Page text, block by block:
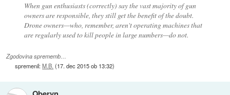
When gun enthusiasts (correctly) say the vast majority of gun
owners are responsible, they still get the benefit of the doubt.
Drone owners—who, remember, aren't operating machines that
are regularly used to kill people in large numbers—do not.
Zgodovina sprememb…
spremenil:M.B. (17. dec 2015 ob 13:32)